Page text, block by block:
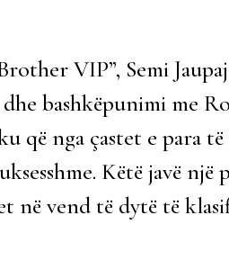
VIP”, Semi
dhe bashkëpunimi me
që nga çastet e para
Këtë javë
në vend të dytë të